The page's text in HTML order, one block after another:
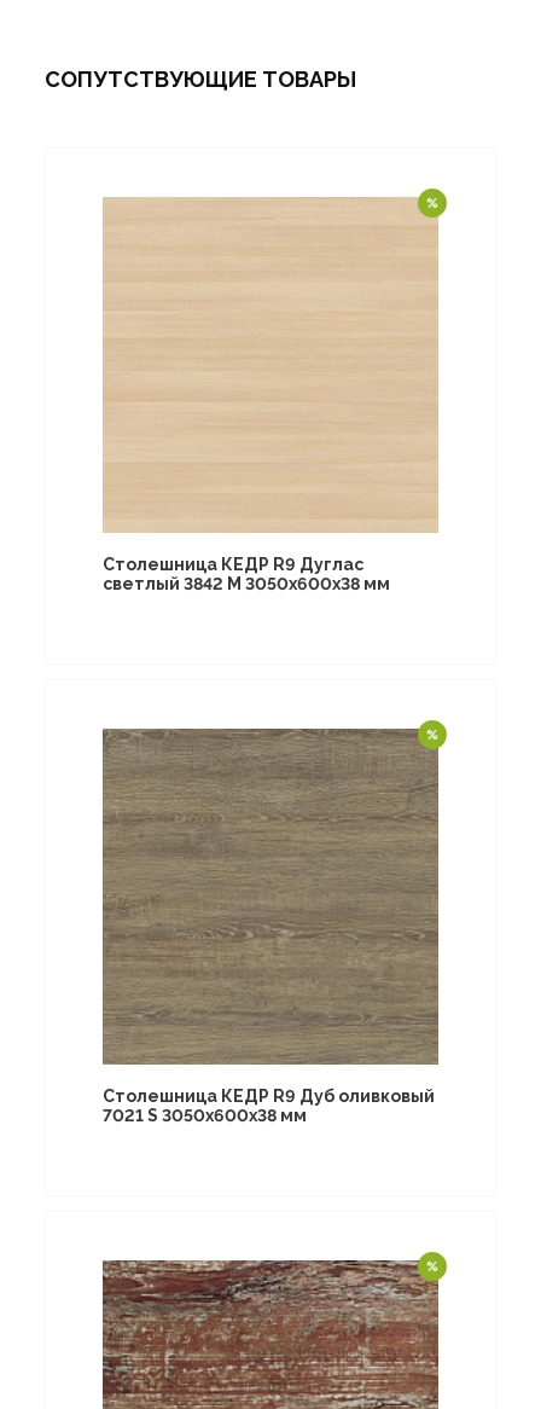
СОПУТСТВУЮЩИЕ ТОВАРЫ
Столешница КЕДР R9 Дуглас
светлый 3842 M 3050х600х38 мм
Столешница КЕДР R9 Дуб оливковый
7021 S 3050х600х38 мм